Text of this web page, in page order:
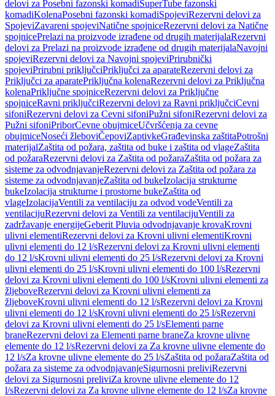
delovi za Posebni fazonski komadiSuperTube fazonski
komadiKolenaPosebni fazonski komadiSpojeviRezervni delovi za
SpojeviZavareni spojeviNatične spojniceRezervni delovi za Natične
spojnicePrelazi na proizvode izrađene od drugih materijalaRezervni
delovi za Prelazi na proizvode izrađene od drugih materijalaNavojni
spojeviRezervni delovi za Navojni spojeviPrirubnički
spojeviPrirubni priključciPriključci za aparateRezervni delovi za
Priključci za aparatePriključna kolenaRezervni delovi za Priključna
kolenaPriključne spojniceRezervni delovi za Priključne
spojniceRavni priključciRezervni delovi za Ravni priključciCevni
sifoniRezervni delovi za Cevni sifoniPužni sifoniRezervni delovi za
Pužni sifoniPriborCevne obujmiceUčvršćenja za cevne
obujmiceNoseći žleboviČepoviZaptivkeGrađevinska zaštitaPotrošni
materijalZaštita od požara, zaštita od buke i zaštita od vlageZaštita
od požaraRezervni delovi za Zaštita od požaraZaštita od požara za
sisteme za odvodnjavanjeRezervni delovi za Zaštita od požara za
sisteme za odvodnjavanjeZaštita od bukeIzolacija strukturne
bukeIzolacija strukturne i prostorne bukeZaštita od
vlageIzolacijaVentili za ventilaciju za odvod vodeVentili za
ventilacijuRezervni delovi za Ventili za ventilacijuVentili za
zadržavanje energijeGeberit Pluvia odvodnjavanje krovaKrovni
ulivni elementiRezervni delovi za Krovni ulivni elementiKrovni
ulivni elementi do 12 l/sRezervni delovi za Krovni ulivni elementi
do 12 l/sKrovni ulivni elementi do 25 l/sRezervni delovi za Krovni
ulivni elementi do 25 l/sKrovni ulivni elementi do 100 l/sRezervni
delovi za Krovni ulivni elementi do 100 l/sKrovni ulivni elementi za
žljeboveRezervni delovi za Krovni ulivni elementi za
žljeboveKrovni ulivni elementi do 12 l/sRezervni delovi za Krovni
ulivni elementi do 12 l/sKrovni ulivni elementi do 25 l/sRezervni
delovi za Krovni ulivni elementi do 25 l/sElementi parne
braneRezervni delovi za Elementi parne braneZa krovne ulivne
elemente do 12 l/sRezervni delovi za Za krovne ulivne elemente do
12 l/sZa krovne ulivne elemente do 25 l/sZaštita od požaraZaštita od
požara za sisteme za odvodnjavanjeSigurnosni preliviRezervni
delovi za Sigurnosni preliviZa krovne ulivne elemente do 12
l/sRezervni delovi za Za krovne ulivne elemente do 12 l/sZa krovne